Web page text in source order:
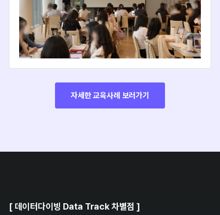
자세한 교육사례 보러가기
[ 데이터다이빙 Data Track 차별점 ]